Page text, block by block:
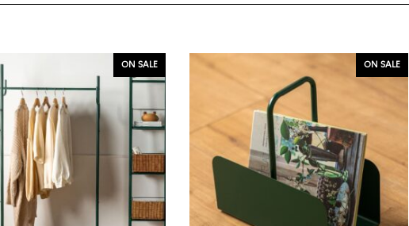
ON SALE
ON SALE